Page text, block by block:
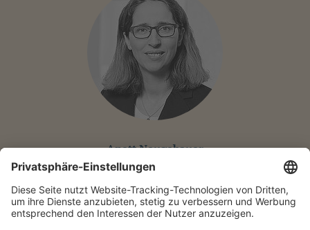
Anett Neugebauer
Assistenz
+49 (40) 6378-4400
a.neugebauer@textil-bekleidung.de